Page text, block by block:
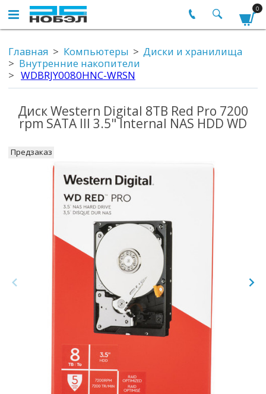
0
Главная Компьютеры
Диски и хранилища
Внутренние накопители
WDBRJY0080HNC-WRSN
Диск Western Digital 8TB Red Pro 7200
rpm SATA III 3.5" Internal NAS HDD WD
Предзаказ